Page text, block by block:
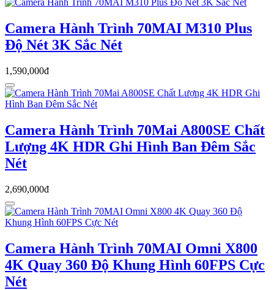
Camera Hành Trình 70MAI M310 Plus
Độ Nét 3K Sắc Nét
1,590,000đ
Camera Hành Trình 70Mai A800SE Chất
Lượng 4K HDR Ghi Hình Ban Đêm Sắc
Nét
2,690,000đ
Camera Hành Trình 70MAI Omni X800
4K Quay 360 Độ Khung Hình 60FPS Cực
Nét